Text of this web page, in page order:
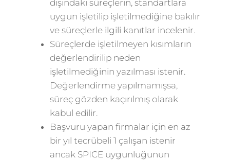
dışındaki süreçlerin, standartlara
uygun işletilip işletilmediğine bakılır
ve süreçlerle ilgili kanıtlar incelenir.
Süreçlerde işletilmeyen kısımların
değerlendirilip neden
işletilmediğinin yazılması istenir.
Değerlendirme yapılmamışsa,
süreç gözden kaçırılmış olarak
kabul edilir.
Başvuru yapan firmalar için en az
bir yıl tecrübeli 1 çalışan istenir
ancak SPICE uygunluğunun